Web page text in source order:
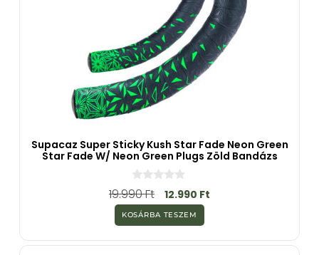
Supacaz Super Sticky Kush Star Fade Neon Green
Star Fade W/ Neon Green Plugs Zöld Bandázs
0
a
5
-
b
ő
19.990Ft 12.990 Ft
KOSÁRBA TESZEM